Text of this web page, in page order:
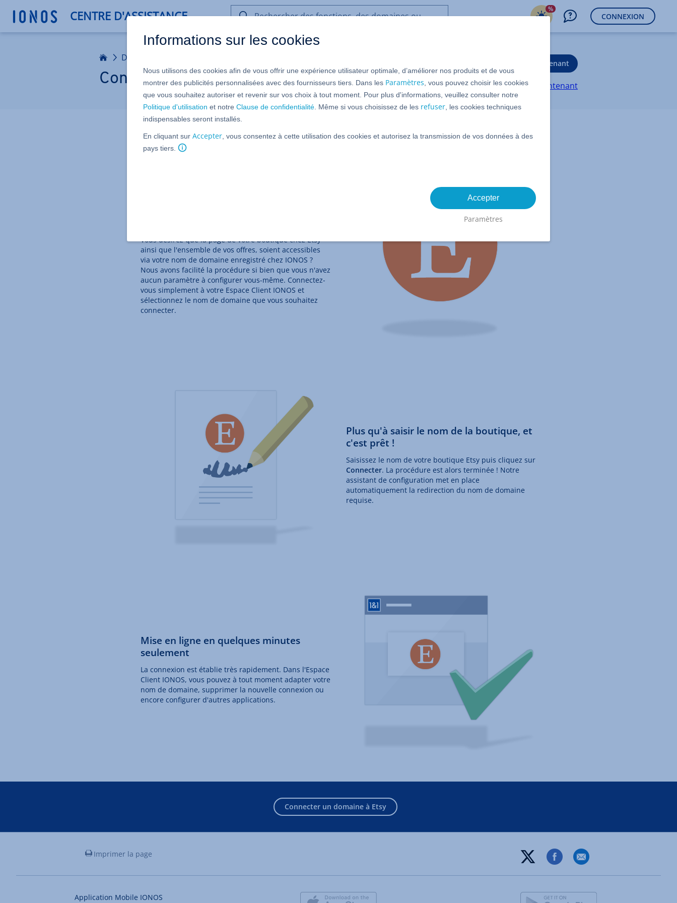
CENTRE D'ASSISTANCE
ou
de
l’aide
%
CONNEXION
Domaines
Connecter un domaine à Etsy
Démarrer maintenant
Devenez client dès maintenant
IONOS : en un seul clic, notre assistant de configuration prend en charge le réglage de
Vous désirez que la page de votre boutique chez Etsy
ainsi que l'ensemble de vos offres, soient accessibles
via votre nom de domaine enregistré chez IONOS ?
Nous avons facilité la procédure si bien que vous n'avez
aucun paramètre à configurer vous-même. Connectez-
vous simplement à votre Espace Client IONOS et
sélectionnez le nom de domaine que vous souhaitez
connecter.
Plus qu'à saisir le nom de la boutique, et
c'est prêt !
Saisissez le nom de votre boutique Etsy puis cliquez sur
Connecter. La procédure est alors terminée ! Notre
assistant de configuration met en place
automatiquement la redirection du nom de domaine
requise.
Mise en ligne en quelques minutes
seulement
La connexion est établie très rapidement. Dans l'Espace
Client IONOS, vous pouvez à tout moment adapter votre
nom de domaine, supprimer la nouvelle connexion ou
encore configurer d'autres applications.
Connecter un domaine à Etsy
Imprimer la page
Application Mobile IONOS
Informations sur les cookies
Nous utilisons des cookies afin de vous offrir une expérience utilisateur optimale, d’améliorer nos produits et de vous
montrer des publicités personnalisées avec des fournisseurs tiers. Dans les Paramètres , vous pouvez choisir les cookies
que vous souhaitez autoriser et revenir sur vos choix à tout moment. Pour plus d'informations, veuillez consulter notre
Politique d'utilisation et notre Clause de confidentialité . Même si vous choisissez de les refuser , les cookies techniques
indispensables seront installés.
En cliquant sur Accepter , vous consentez à cette utilisation des cookies et autorisez la transmission de vos données à des
pays tiers.
Accepter
Paramètres